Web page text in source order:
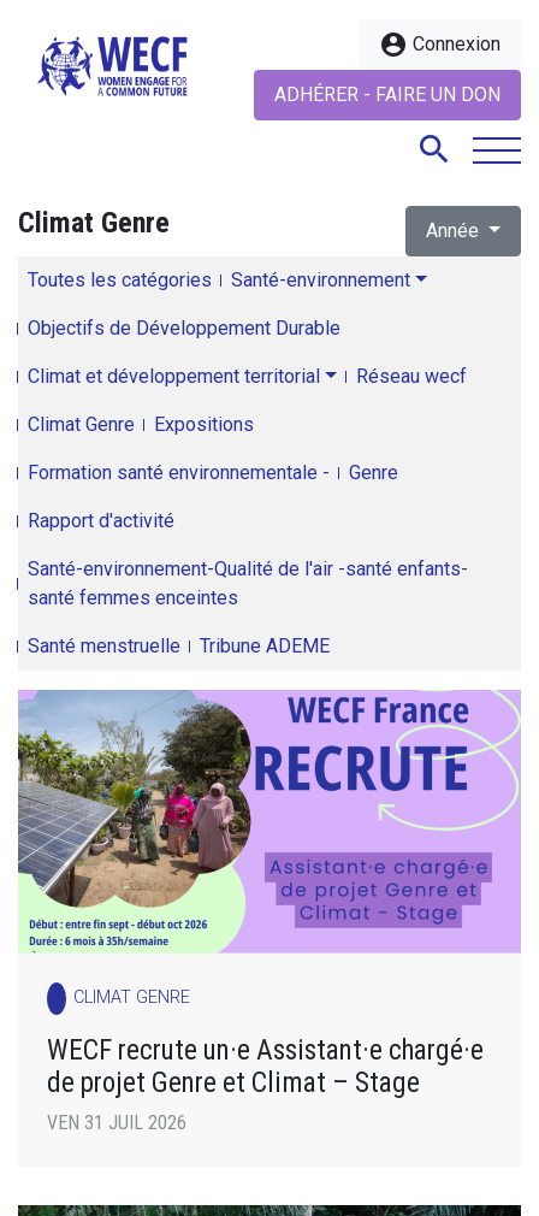
account_circle Connexion
ADHÉRER - FAIRE UN DON
search
Climat Genre Année
Toutes les catégories Santé-environnement
Objectifs de Développement Durable
Climat et développement territorial Réseau wecf
Climat Genre Expositions
Formation santé environnementale - Genre
Rapport d'activité
Santé-environnement-Qualité de l'air -santé enfants-
santé femmes enceintes
Santé menstruelle Tribune ADEME
CLIMAT GENRE
WECF recrute un·e Assistant·e chargé·e
de projet Genre et Climat – Stage
VEN 31 JUIL 2026